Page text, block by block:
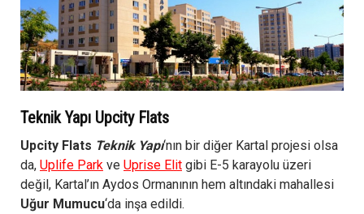
Teknik Yapı Upcity Flats
Upcity Flats Teknik Yapı‘nın bir diğer Kartal projesi olsa
da, Uplife Park ve Uprise Elit gibi E-5 karayolu üzeri
değil, Kartal’ın Aydos Ormanının hem altındaki mahallesi
Uğur Mumucu‘da inşa edildi.